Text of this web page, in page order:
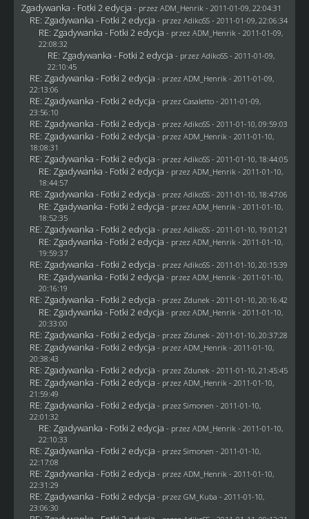
Zgadywanka - Fotki 2 edycja - przez ADM_Henrik - 2011-01-09, 22:04:31
RE: Zgadywanka - Fotki 2 edycja - przez AdikoSS - 2011-01-09, 22:06:34
RE: Zgadywanka - Fotki 2 edycja - przez ADM_Henrik - 2011-01-09,
22:08:32
RE: Zgadywanka - Fotki 2 edycja - przez AdikoSS - 2011-01-09,
22:10:45
RE: Zgadywanka - Fotki 2 edycja - przez ADM_Henrik - 2011-01-09,
22:13:06
RE: Zgadywanka - Fotki 2 edycja - przez Casaletto- 2011-01-09,
23:56:10
RE: Zgadywanka - Fotki 2 edycja - przez AdikoSS - 2011-01-10, 09:59:03
RE: Zgadywanka - Fotki 2 edycja - przez ADM_Henrik - 2011-01-10,
18:08:31
RE: Zgadywanka - Fotki 2 edycja - przez AdikoSS - 2011-01-10, 18:44:05
RE: Zgadywanka - Fotki 2 edycja - przez ADM_Henrik - 2011-01-10,
18:44:57
RE: Zgadywanka - Fotki 2 edycja - przez AdikoSS - 2011-01-10, 18:47:06
RE: Zgadywanka - Fotki 2 edycja - przez ADM_Henrik - 2011-01-10,
18:52:35
RE: Zgadywanka - Fotki 2 edycja - przez AdikoSS - 2011-01-10, 19:01:21
RE: Zgadywanka - Fotki 2 edycja - przez ADM_Henrik - 2011-01-10,
19:59:37
RE: Zgadywanka - Fotki 2 edycja - przez AdikoSS - 2011-01-10, 20:15:39
RE: Zgadywanka - Fotki 2 edycja - przez ADM_Henrik - 2011-01-10,
20:16:19
RE: Zgadywanka - Fotki 2 edycja - przez Zdunek - 2011-01-10, 20:16:42
RE: Zgadywanka - Fotki 2 edycja - przez ADM_Henrik - 2011-01-10,
20:33:00
RE: Zgadywanka - Fotki 2 edycja - przez Zdunek - 2011-01-10, 20:37:28
RE: Zgadywanka - Fotki 2 edycja - przez ADM_Henrik - 2011-01-10,
20:38:43
RE: Zgadywanka - Fotki 2 edycja - przez Zdunek - 2011-01-10, 21:45:45
RE: Zgadywanka - Fotki 2 edycja - przez ADM_Henrik - 2011-01-10,
21:59:49
RE: Zgadywanka - Fotki 2 edycja - przez Simonen - 2011-01-10,
22:01:32
RE: Zgadywanka - Fotki 2 edycja - przez ADM_Henrik - 2011-01-10,
22:10:33
RE: Zgadywanka - Fotki 2 edycja - przez Simonen - 2011-01-10,
22:17:08
RE: Zgadywanka - Fotki 2 edycja - przez ADM_Henrik - 2011-01-10,
22:31:29
RE: Zgadywanka - Fotki 2 edycja - przez GM_Kuba - 2011-01-10,
23:06:30